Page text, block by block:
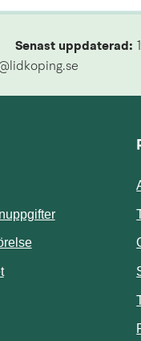
Senast uppdaterad: